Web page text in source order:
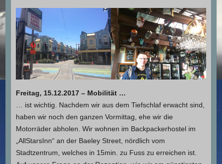
Freitag, 15.12.2017 – Mobilität …
… ist wichtig. Nachdem wir aus dem Tiefschlaf erwacht sind,
haben wir noch den ganzen Vormittag, ehe wir die
Motorräder abholen. Wir wohnen im Backpackerhostel im
„AllStarsInn“ an der Baeley Street, nördlich vom
Stadtzentrum, welches in 15min. zu Fuss zu erreichen ist.